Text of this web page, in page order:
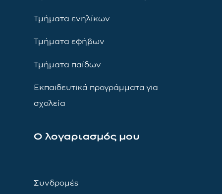
Τμήματα ενηλίκων
Τμήματα εφήβων
Τμήματα παίδων
Εκπαιδευτικά προγράμματα για
σχολεία
Ο λογαριασμός μου
Συνδρομές